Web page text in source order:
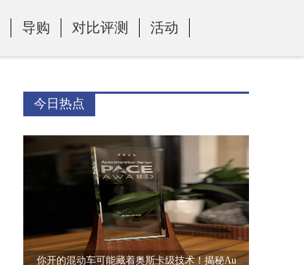
导购 对比评测 活动
今日热点
你开的混动车可能藏着奥斯卡级技术！揭秘Au